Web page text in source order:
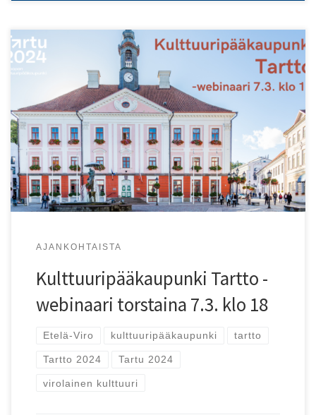
Tule kuuntelemaan vinkkejä kulttuuripääkaupunki Tarttoon
ja muualle Etelä-Viroon!
AJANKOHTAISTA
Kulttuuripääkaupunki Tartto -
webinaari torstaina 7.3. klo 18
Etelä-Viro kulttuuripääkaupunki tartto
Tartto 2024 Tartu 2024
virolainen kulttuuri